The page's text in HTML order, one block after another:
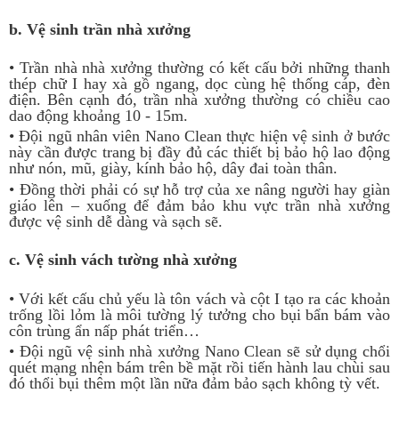
b. Vệ sinh trần nhà xưởng
• Trần nhà nhà xưởng thường có kết cấu bởi những thanh
thép chữ I hay xà gồ ngang, dọc cùng hệ thống cáp, đèn
điện. Bên cạnh đó, trần nhà xưởng thường có chiều cao
dao động khoảng 10 - 15m.
• Đội ngũ nhân viên Nano Clean thực hiện vệ sinh ở bước
này cần được trang bị đầy đủ các thiết bị bảo hộ lao động
như nón, mũ, giày, kính bảo hộ, dây đai toàn thân.
• Đồng thời phải có sự hỗ trợ của xe nâng người hay giàn
giáo lên – xuống để đảm bảo khu vực trần nhà xưởng
được vệ sinh dễ dàng và sạch sẽ.
c. Vệ sinh vách tường nhà xưởng
• Với kết cấu chủ yếu là tôn vách và cột I tạo ra các khoản
trống lồi lỏm là môi tường lý tưởng cho bụi bẩn bám vào
côn trùng ẩn nấp phát triển…
• Đội ngũ vệ sinh nhà xưởng Nano Clean sẽ sử dụng chổi
quét mạng nhện bám trên bề mặt rồi tiến hành lau chùi sau
đó thổi bụi thêm một lần nữa đảm bảo sạch không tỳ vết.